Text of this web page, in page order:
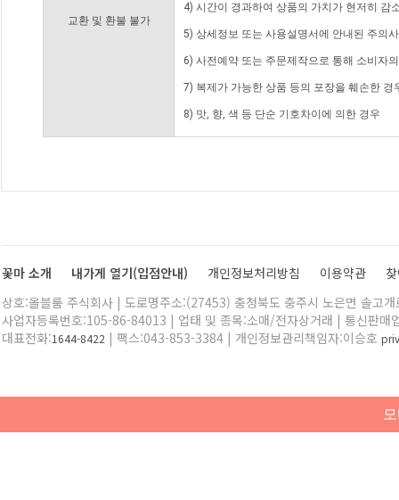
교환 및 환불 불가
4) 시간이 경과하여 상품의 가치가 현저히 감
5) 상세정보 또는 사용설명서에 안내된 주의
6) 사전예약 또는 주문제작으로 통해 소비자
7) 복제가 가능한 상품 등의 포장을 훼손한 경
8) 맛, 향, 색 등 단순 기호차이에 의한 경우
꽃마 소개 내가게 열기(입점안내) 개인정보처리방침 이용약관
상호:올블룸 주식회사 | 도로명주소:(27453) 충청북도 충주시 노은면 솔고
사업자등록번호:105-86-84013 | 업태 및 종목:소매/전자상거래 | 통신판매
대표전화:1644-8422 | 팩스:043-853-3384 | 개인정보관리책임자:이승호